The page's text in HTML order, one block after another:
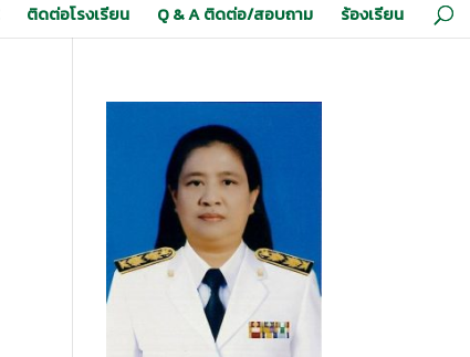
ติดต่อโรงเรียน Q & A ติดต่อ/สอบถาม ร้องเรียน